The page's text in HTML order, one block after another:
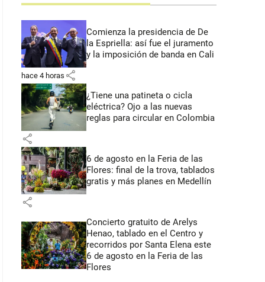
Comienza la presidencia de De
la Espriella: así fue el juramento
y la imposición de banda en Cali
hace 4 horas share
¿Tiene una patineta o cicla
eléctrica? Ojo a las nuevas
reglas para circular en Colombia
share
6 de agosto en la Feria de las
Flores: final de la trova, tablados
gratis y más planes en Medellín
share
Concierto gratuito de Arelys
Henao, tablado en el Centro y
recorridos por Santa Elena este
6 de agosto en la Feria de las
Flores